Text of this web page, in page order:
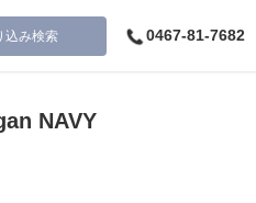
込み検索 0467-81-7682
NAVY